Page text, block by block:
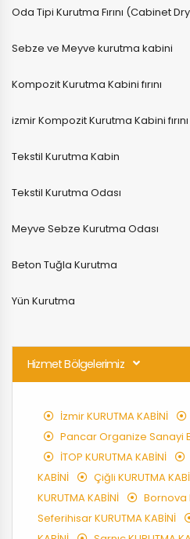
Oda Tipi Kurutma Fırını (Cabinet
Sebze ve Meyve kurutma kabini
Kompozit Kurutma Kabini fırını
izmir Kompozit Kurutma Kabini fırını
Tekstil Kurutma Kabin
Tekstil Kurutma Odası
Meyve Sebze Kurutma Odası
Beton Tuğla Kurutma
Yün Kurutma
Hizmet Bölgelerimiz
İzmir KURUTMA KABİNİ
Pancar Organize Sanayi
İTOP KURUTMA KABİNİ
KABİNİ
Çiğli KURUTMA
KURUTMA KABİNİ
Bornova
Seferihisar KURUTMA KABİNİ